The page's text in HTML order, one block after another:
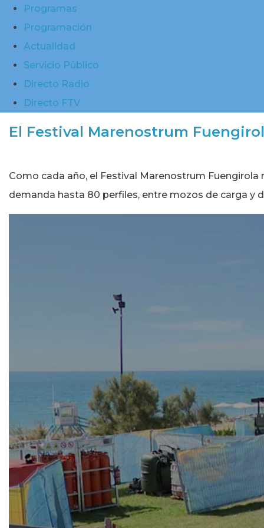
Programas
Programación
Actualidad
Servicio Público
Directo Radio
Directo FTV
El Festival Marenostrum
Como cada año, el Festival Marenostrum
demanda hasta 80 perfiles, entre mozos de carga y